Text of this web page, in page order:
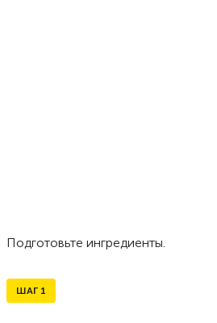
Подготовьте ингредиенты.
ШАГ 1